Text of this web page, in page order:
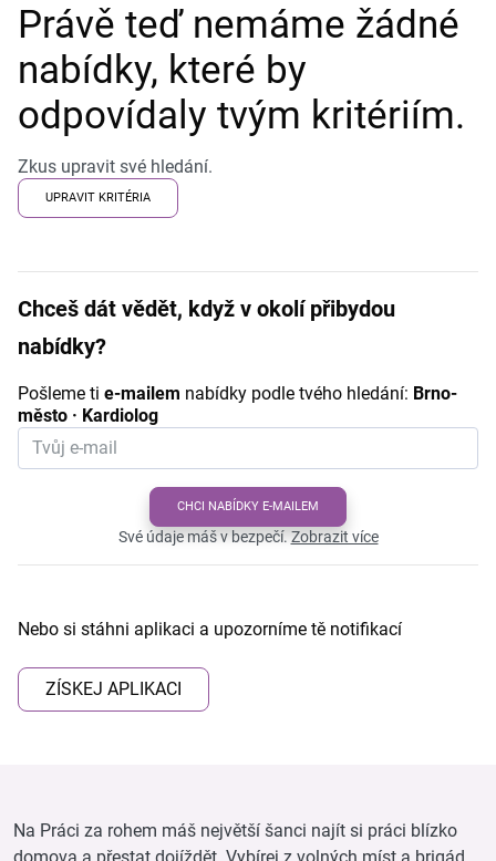
Právě teď nemáme žádné
nabídky, které by
odpovídaly tvým kritériím.
Zkus upravit své hledání.
UPRAVIT KRITÉRIA
Chceš dát vědět, když v okolí přibydou
nabídky?
Pošleme ti e-mailem nabídky podle tvého hledání: Brno-
město · Kardiolog
CHCI NABÍDKY E-MAILEM
Své údaje máš v bezpečí.Zobrazit více
Nebo si stáhni aplikaci a upozorníme tě notifikací
ZÍSKEJ APLIKACI
Na Práci za rohem máš největší šanci najít si práci blízko
domova a přestat dojíždět. Vybírej z volných míst a brigád